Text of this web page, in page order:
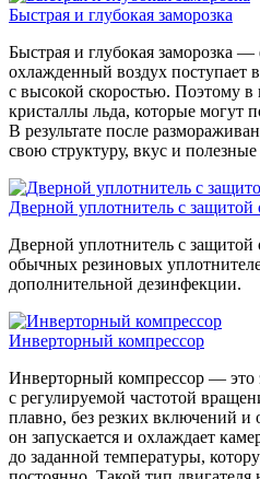
Быстрая и глубокая заморозка
Быстрая и глубокая заморозка
охлажденный воздух поступает
с высокой скоростью. Поэтому в
кристаллы льда, которые могут
В результате после
свою структуру, вкус и полезные
Дверной уплотнитель с защитой
Дверной уплотнитель с защитой
обычных резиновых
дополнительной дезинфекции.
Инверторный компрессор
Инверторный компрессор — это
с регулируемой частотой
плавно, без резких включений
он запускается и охлаждает
до заданной температуры,